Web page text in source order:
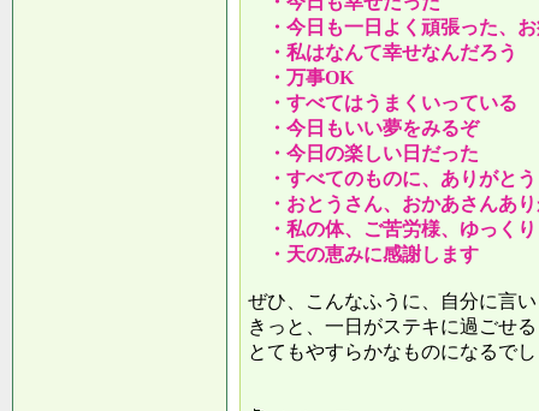
・今日も一日よく頑張った、
・私はなんて幸せなんだろう
・万事OK
・すべてはうまくいっている
・今日もいい夢をみるぞ
・今日の楽しい日だった
・すべてのものに、ありがとう
・おとうさん、おかあさんあ
・私の体、ご苦労様、ゆっく
・天の恵みに感謝します
ぜひ、こんなふうに、自分に言
きっと、一日がステキに過ごせ
とてもやすらかなものになるで